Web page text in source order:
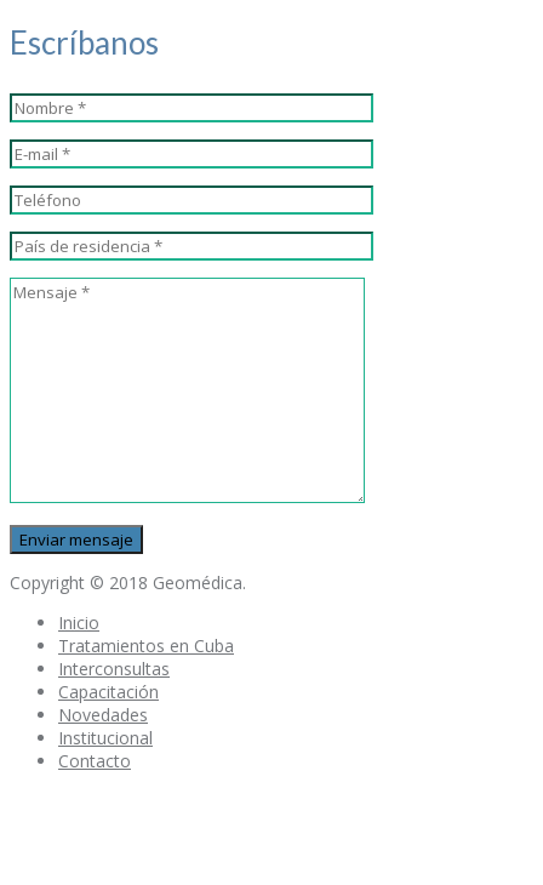
Escríbanos
Copyright © 2018 Geomédica.
Inicio
Tratamientos en Cuba
Interconsultas
Capacitación
Novedades
Institucional
Contacto